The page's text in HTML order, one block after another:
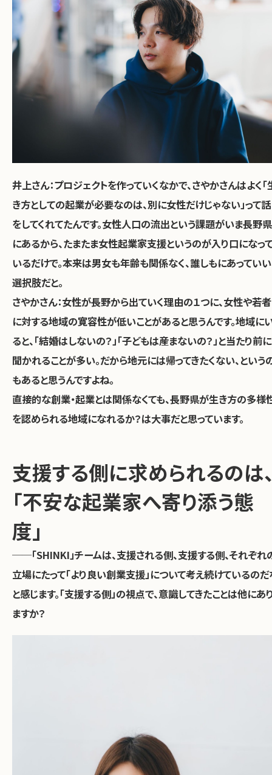
井上さん：プロジェクトを作っていくなかで、さやかさんはよく「
き方としての起業が必要なのは、別に女性だけじゃない」って話
をしてくれてたんです。女性人口の流出という課題がいま長野県
にあるから、たまたま女性起業家支援というのが入り口になっ
いるだけで。本来は男女も年齢も関係なく、誰しもにあっていい
選択肢だと。
さやかさん：女性が長野から出ていく理由の１つに、女性や若者
に対する地域の寛容性が低いことがあると思うんです。地域に
ると、「結婚はしないの？」「子どもは産まないの？」と当たり前に
聞かれることが多い。だから地元には帰ってきたくない、という
もあると思うんですよね。
直接的な創業・起業とは関係なくても、長野県が生き方の多様
を認められる地域になれるか？は大事だと思っています。
支援する側に求められるのは
「不安な起業家へ寄り添う態
度」
──「SHINKI」チームは、支援される側、支援する側、それぞれ
立場にたって「より良い創業支援」について考え続けているの
と感じます。「支援する側」の視点で、意識してきたことは他にあ
ますか？